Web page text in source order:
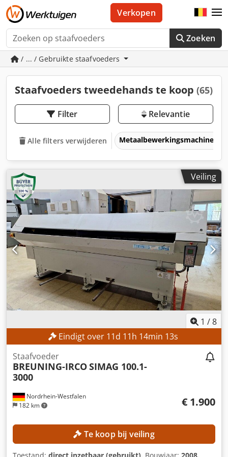
Zoeken
Verkopen
/ ... / Gebruikte staafvoeders
Staafvoeders tweedehands te koop (65)
Filter Relevantie
Alle filters verwijderen Metaalbewerkingsmachines
Veiling
1 /8
Eindigt over 11d 11h 14min 11s
Nordrhein-Westfalen
182 km
Staafvoeder
BREUNING-IRCOSIMAG 100.1-
3000
€ 1.900
Te koop bij veiling